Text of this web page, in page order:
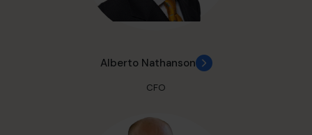
Alberto Nathanson
CFO